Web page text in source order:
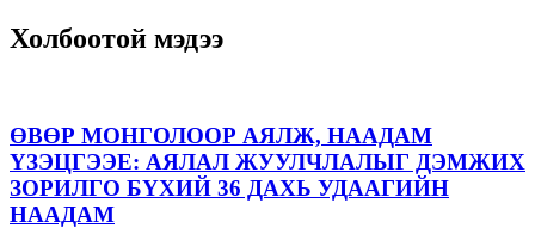
Холбоотой мэдээ
ӨВӨР МОНГОЛООР АЯЛЖ, НААДАМ
ҮЗЭЦГЭЭЕ: АЯЛАЛ ЖУУЛЧЛАЛЫГ ДЭМЖИХ
ЗОРИЛГО БҮХИЙ 36 ДАХЬ УДААГИЙН
НААДАМ